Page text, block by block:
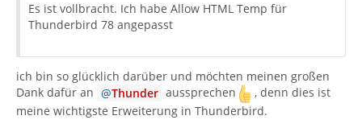
Es ist vollbracht. Ich habe Allow HTML Temp für
Thunderbird 78 angepasst
ich bin so glücklich darüber und möchten meinen großen
Dank dafür an
Thunder aussprechen
, denn dies ist
meine wichtigste Erweiterung in Thunderbird.